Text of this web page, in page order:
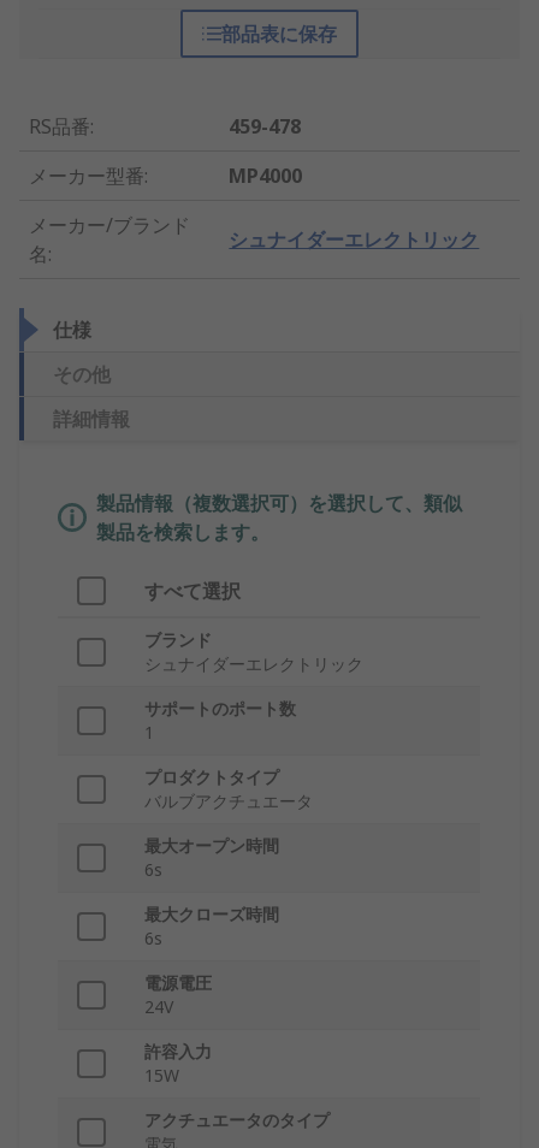
部品表に保存
RS品番:
459-478
メーカー型番:
MP4000
メーカー/ブランド
名:
シュナイダーエレクトリック
仕様
その他
詳細情報
製品情報（複数選択可）を選択して、類似
製品を検索します。
すべて選択
ブランド
シュナイダーエレクトリック
サポートのポート数
1
プロダクトタイプ
バルブアクチュエータ
最大オープン時間
6s
最大クローズ時間
6s
電源電圧
24V
許容入力
15W
アクチュエータのタイプ